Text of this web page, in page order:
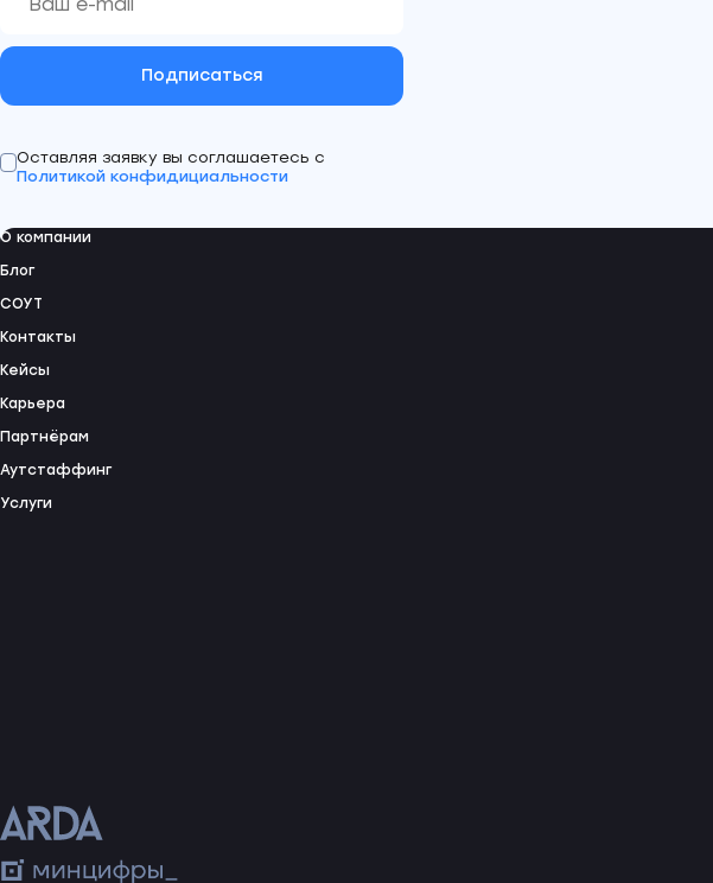
Подписаться
Оставляя заявку вы соглашаетесь с
Политикой конфидициальности
О компании
Блог
СОУТ
Контакты
Кейсы
Карьера
Партнёрам
Аутстаффинг
Услуги